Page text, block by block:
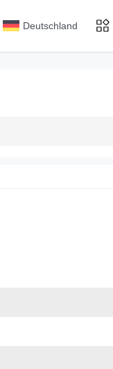
Deutschland